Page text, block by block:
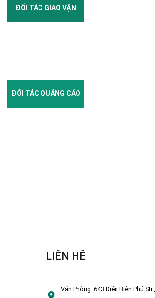
ĐỐI TÁC GIAO VẬN
ĐỐI TÁC QUẢNG CÁO
LIÊN HỆ
Văn Phòng:643 Điện Biên Phủ Str.,